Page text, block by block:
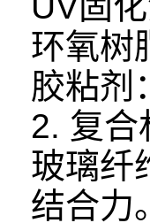
环氧树
胶粘剂
2. 复合
玻璃纤
结合力。